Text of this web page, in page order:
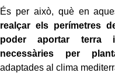
És per això, què en
realçar els perímetres
poder aportar terra
necessàries per
adaptades al clima